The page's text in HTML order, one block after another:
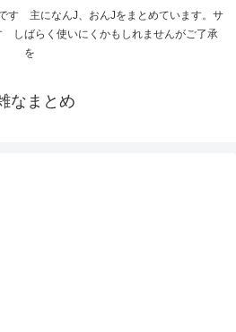
す 主になんJ、おんJをまとめています。サ
しばらく使いにくかもしれませんがご了承
を
なまとめ